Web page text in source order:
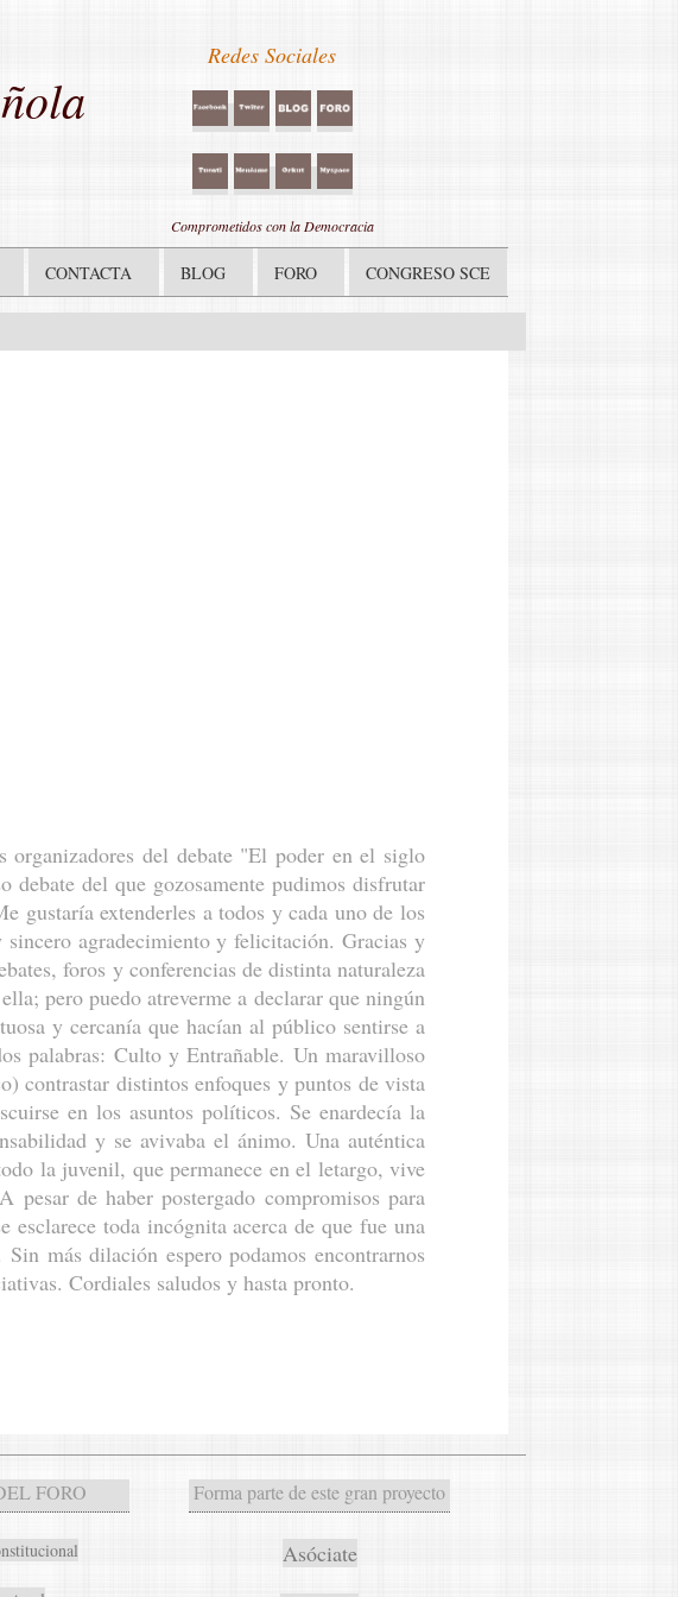
Redes Sociales
Comprometidos con la Democracia
CONTACTA BLOG FORO CONGRESO SCE
del debate "El poder en el siglo
del que gozosamente pudimos disfrutar
gustaría extenderles a todos y cada uno de los
agradecimiento y felicitación. Gracias y
foros y conferencias de distinta naturaleza
pero puedo atreverme a declarar que ningún
y cercanía que hacían al público sentirse a
palabras: Culto y Entrañable. Un maravilloso
contrastar distintos enfoques y puntos de vista
en los asuntos políticos. Se enardecía la
y se avivaba el ánimo. Una auténtica
la juvenil, que permanece en el letargo, vive
de haber postergado compromisos para
toda incógnita acerca de que fue una
más dilación espero podamos encontrarnos
Cordiales saludos y hasta pronto.
FORO Forma parte de este gran proyecto
Asóciate